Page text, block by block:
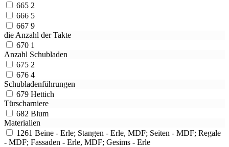
665 2
666 5
667 9
die Anzahl der Takte
670 1
Anzahl Schubladen
675 2
676 4
Schubladenführungen
679 Hettich
Türscharniere
682 Blum
Materialien
1261 Beine - Erle; Stangen - Erle, MDF; Seiten - MDF; Regale
- MDF; Fassaden - Erle, MDF; Gesims - Erle